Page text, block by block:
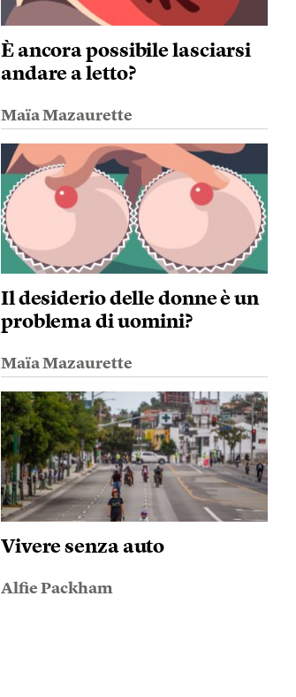
È ancora possibile lasciarsi
andare a letto?
Maïa Mazaurette
Il desiderio delle donne è un
problema di uomini?
Maïa Mazaurette
Vivere senza auto
Alfie Packham